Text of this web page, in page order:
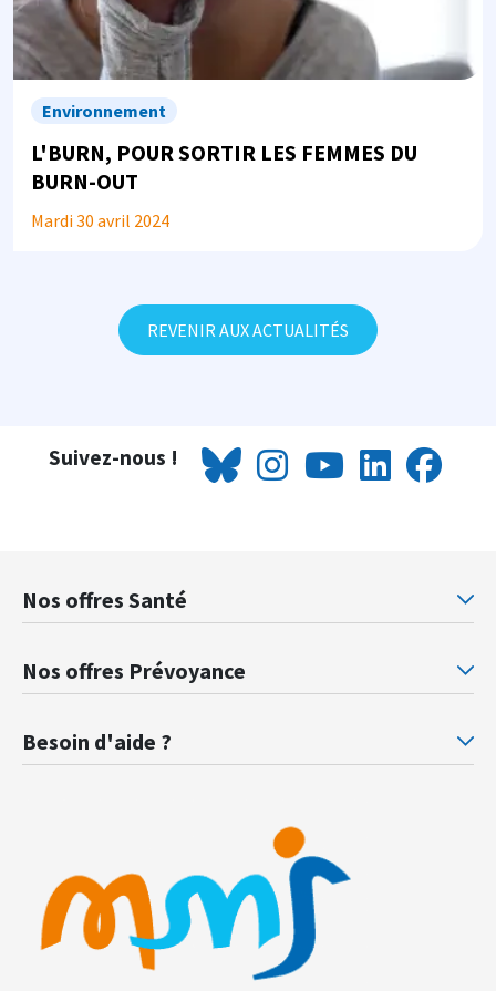
Environnement
L'BURN, POUR SORTIR LES FEMMES DU
BURN-OUT
Mardi 30 avril 2024
REVENIR AUX ACTUALITÉS
Suivez-nous !
Nos offres Santé
Mutuelle santé Retraités justice
Nos offres Prévoyance
Besoin d'aide ?